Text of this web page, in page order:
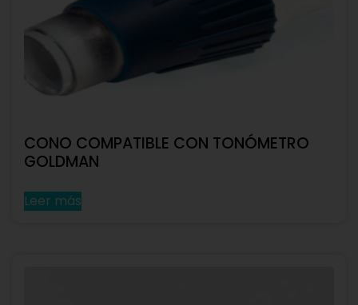
CONO COMPATIBLE CON TONÓMETRO
GOLDMAN
Leer más